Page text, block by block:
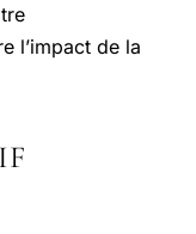
l’impact de la